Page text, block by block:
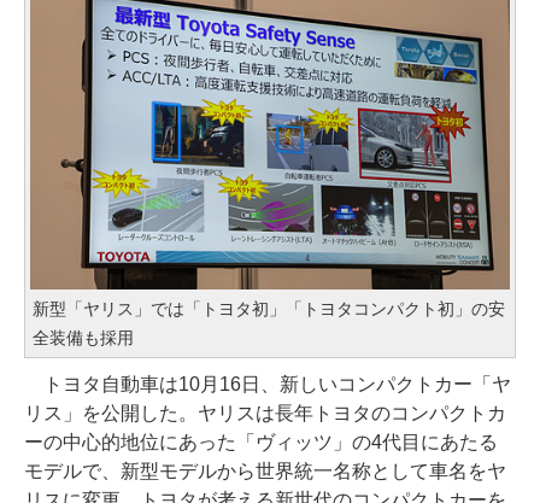
新型「ヤリス」では「トヨタ初」「トヨタコンパクト初」の安
全装備も採用
トヨタ自動車は10月16日、新しいコンパクトカー「ヤ
リス」を公開した。ヤリスは長年トヨタのコンパクトカ
ーの中心的地位にあった「ヴィッツ」の4代目にあたる
モデルで、新型モデルから世界統一名称として車名をヤ